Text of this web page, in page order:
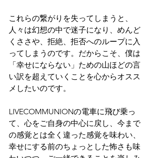
これらの繋がりを失ってしまうと、
人々は幻想の中で迷子になり、めんど
くささや、拒絶、拒否へのループに入
ってしまうのです。だからこそ、僕は
「幸せにならない」ための山ほどの言
い訳を超えていくことを心からオスス
メしたいのです。
LIVECOMMUNIONの電車に飛び乗っ
て、心をご自身の中心に戻し、今まで
の感覚とは全く違った感覚を味わい、
幸せにする前のちょっとした怖さも味